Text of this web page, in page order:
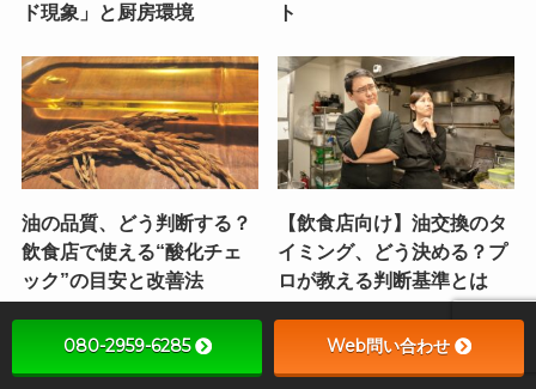
ド現象」と厨房環境
ト
油の品質、どう判断する？
飲食店で使える“酸化チェ
ック”の目安と改善法
【飲食店向け】油交換のタ
イミング、どう決める？プ
ロが教える判断基準とは
080-2959-6285 Web問い合わせ